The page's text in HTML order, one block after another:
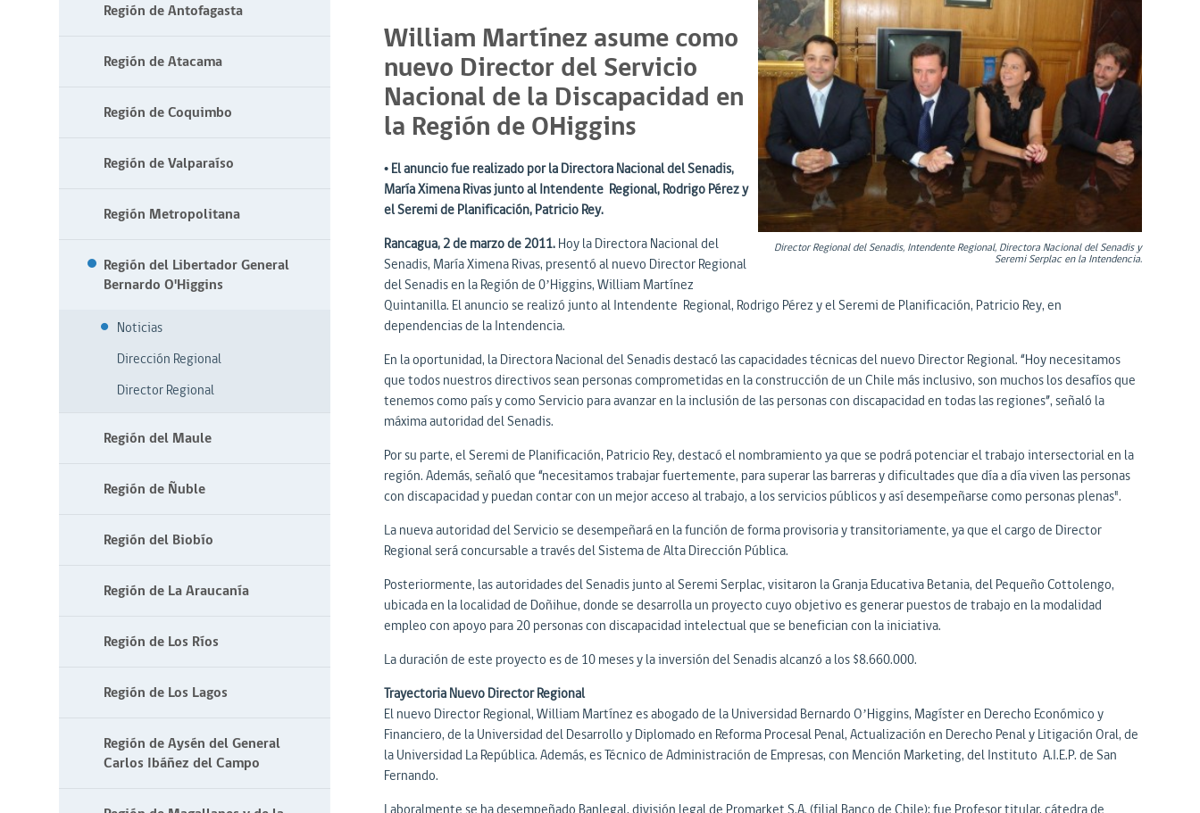
Región de Antofagasta
Región de Atacama
Región de Coquimbo
Región de Valparaíso
Región Metropolitana
Región del Libertador General
Bernardo O'Higgins
Noticias
Dirección Regional
Director Regional
Región del Maule
Región de Ñuble
Región del Biobío
Región de La Araucanía
Región de Los Ríos
Región de Los Lagos
Región de Aysén del General
Carlos Ibáñez del Campo
Director Regional del Senadis, Intendente Regional, Directora Nacional del Senadis y
Seremi Serplac en la Intendencia.
William Martínez asume como
nuevo Director del Servicio
Nacional de la Discapacidad en
la Región de OHiggins
• El anuncio fue realizado por la Directora Nacional del Senadis,
María Ximena Rivas junto al Intendente Regional, Rodrigo Pérez y
el Seremi de Planificación, Patricio Rey.
Rancagua, 2 de marzo de 2011.Hoy la Directora Nacional del
Senadis, María Ximena Rivas, presentó al nuevo Director Regional
del Senadis en la Región de 0’Higgins, William Martínez
Quintanilla. El anuncio se realizó junto al Intendente Regional, Rodrigo Pérez y el Seremi de Planificación, Patricio Rey, en
dependencias de la Intendencia.
En la oportunidad, la Directora Nacional del Senadis destacó las capacidades técnicas del nuevo Director Regional. “Hoy necesitamos
que todos nuestros directivos sean personas comprometidas en la construcción de un Chile más inclusivo, son muchos los desafíos que
tenemos como país y como Servicio para avanzar en la inclusión de las personas con discapacidad en todas las regiones”, señaló la
máxima autoridad del Senadis.
Por su parte, el Seremi de Planificación, Patricio Rey, destacó el nombramiento ya que se podrá potenciar el trabajo intersectorial en la
región. Además, señaló que “necesitamos trabajar fuertemente, para superar las barreras y dificultades que día a día viven las personas
con discapacidad y puedan contar con un mejor acceso al trabajo, a los servicios públicos y así desempeñarse como personas plenas".
La nueva autoridad del Servicio se desempeñará en la función de forma provisoria y transitoriamente, ya que el cargo de Director
Regional será concursable a través del Sistema de Alta Dirección Pública.
Posteriormente, las autoridades del Senadis junto al Seremi Serplac, visitaron la Granja Educativa Betania, del Pequeño Cottolengo,
ubicada en la localidad de Doñihue, donde se desarrolla un proyecto cuyo objetivo es generar puestos de trabajo en la modalidad
empleo con apoyo para 20 personas con discapacidad intelectual que se benefician con la iniciativa.
La duración de este proyecto es de 10 meses y la inversión del Senadis alcanzó a los $8.660.000.
Trayectoria Nuevo Director Regional
El nuevo Director Regional, William Martínez es abogado de la Universidad Bernardo O’Higgins, Magíster en Derecho Económico y
Financiero, de la Universidad del Desarrollo y Diplomado en Reforma Procesal Penal, Actualización en Derecho Penal y Litigación Oral, de
la Universidad La República. Además, es Técnico de Administración de Empresas, con Mención Marketing, del Instituto A.I.E.P. de San
Fernando.